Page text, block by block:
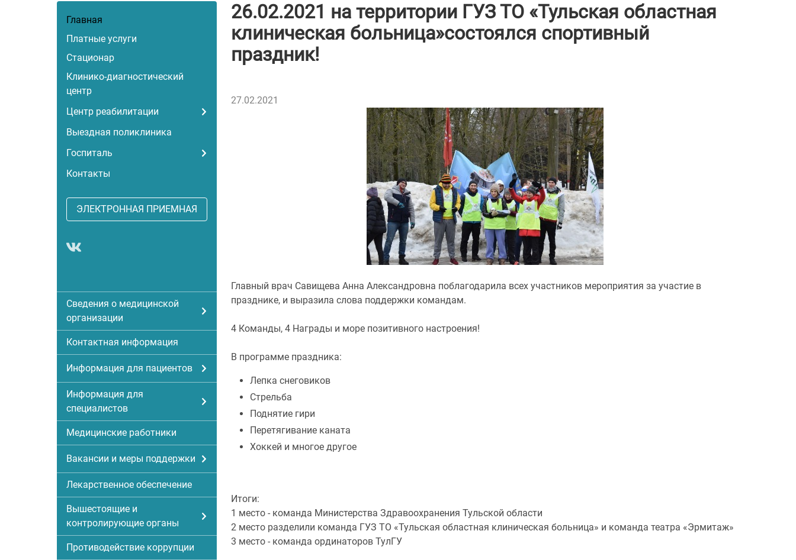
Главная
Платные услуги
Стационар
Клинико-диагностический
центр
Центр реабилитации
Выездная поликлиника
Госпиталь
Контакты
ЭЛЕКТРОННАЯ ПРИЕМНАЯ
Сведения о медицинской
организации
Контактная информация
Информация для пациентов
Информация для
специалистов
Медицинские работники
Вакансии и меры поддержки
Лекарственное обеспечение
Вышестоящие и
контролирующие органы
Противодействие коррупции
26.02.2021 на территории ГУЗ ТО «Тульская областная
клиническая больница»состоялся спортивный
праздник!
27.02.2021
Главный врач Савищева Анна Александровна поблагодарила всех участников мероприятия за участие в
празднике, и выразила слова поддержки командам.
4 Команды, 4 Награды и море позитивного настроения!
В программе праздника:
Лепка снеговиков
Стрельба
Поднятие гири
Перетягивание каната
Хоккей и многое другое
Итоги:
1 место - команда Министерства Здравоохранения Тульской области
2 место разделили команда ГУЗ ТО «Тульская областная клиническая больница» и команда театра «Эрмитаж»
3 место - команда ординаторов ТулГУ